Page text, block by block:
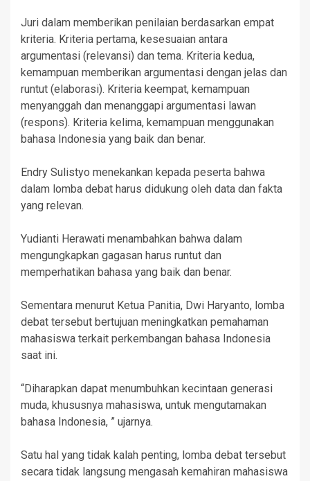
Juri dalam memberikan penilaian berdasarkan empat
kriteria. Kriteria pertama, kesesuaian antara
argumentasi (relevansi) dan tema. Kriteria kedua,
kemampuan memberikan argumentasi dengan jelas dan
runtut (elaborasi). Kriteria keempat, kemampuan
menyanggah dan menanggapi argumentasi lawan
(respons). Kriteria kelima, kemampuan menggunakan
bahasa Indonesia yang baik dan benar.
Endry Sulistyo menekankan kepada peserta bahwa
dalam lomba debat harus didukung oleh data dan fakta
yang relevan.
Yudianti Herawati menambahkan bahwa dalam
mengungkapkan gagasan harus runtut dan
memperhatikan bahasa yang baik dan benar.
Sementara menurut Ketua Panitia, Dwi Haryanto, lomba
debat tersebut bertujuan meningkatkan pemahaman
mahasiswa terkait perkembangan bahasa Indonesia
saat ini.
“Diharapkan dapat menumbuhkan kecintaan generasi
muda, khususnya mahasiswa, untuk mengutamakan
bahasa Indonesia, ” ujarnya.
Satu hal yang tidak kalah penting, lomba debat tersebut
secara tidak langsung mengasah kemahiran mahasiswa